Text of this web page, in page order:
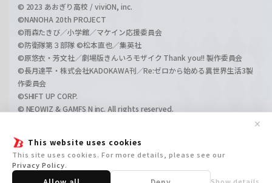
This website uses cookies
This site uses cookies. For more details, please see our
Privacy Policy.
Show details
✕
© 2023 あおぎり高校 / viviON, inc.
©NANOHA 20th PROJECT
©雨森たきび／小学館／マケイン応援委員会
©防衛隊第３部隊 ©松本直也／集英社
©原悠衣・芳文社／劇場版きんいろモザイク Thank you!! 製作委員会
©長月達平・株式会社KADOKAWA刊／Re:ゼロから始める異世界生活3製
作委員会
©SHIFT UP CORP.
© NEOWIZ & GAMFS N inc. All rights reserved.
©GIRLS und PANZER Film Projekt
©GIRLS und PANZER Finale Projekt